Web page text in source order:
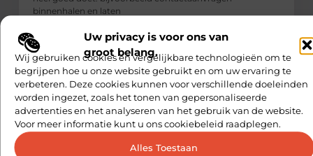
Uw privacy is voor ons van
groot belang.
Wij gebruiken cookies en vergelijkbare technologieën om te
begrijpen hoe u onze website gebruikt en om uw ervaring te
verbeteren. Deze cookies kunnen voor verschillende doeleinden
worden ingezet, zoals het tonen van gepersonaliseerde
advertenties en het analyseren van het gebruik van de website.
Voor meer informatie kunt u ons cookiebeleid raadplegen.
Alles Toestaan
binnenhalen en laten